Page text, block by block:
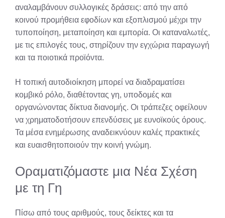
αναλαμβάνουν συλλογικές δράσεις: από την από
κοινού προμήθεια εφοδίων και εξοπλισμού μέχρι την
τυποποίηση, μεταποίηση και εμπορία. Οι καταναλωτές,
με τις επιλογές τους, στηρίζουν την εγχώρια παραγωγή
και τα ποιοτικά προϊόντα.
Η τοπική αυτοδιοίκηση μπορεί να διαδραματίσει
κομβικό ρόλο, διαθέτοντας γη, υποδομές και
οργανώνοντας δίκτυα διανομής. Οι τράπεζες οφείλουν
να χρηματοδοτήσουν επενδύσεις με ευνοϊκούς όρους.
Τα μέσα ενημέρωσης αναδεικνύουν καλές πρακτικές
και ευαισθητοποιούν την κοινή γνώμη.
Οραματιζόμαστε μια Νέα Σχέση
με τη Γη
Πίσω από τους αριθμούς, τους δείκτες και τα